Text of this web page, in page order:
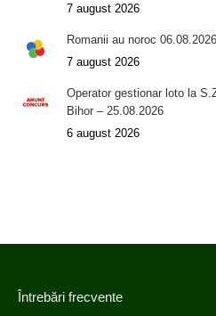
7 august 2026
Romanii au noroc 06.08.2026
7 august 2026
Operator gestionar loto la
Bihor – 25.08.2026
6 august 2026
Întrebări frecvente